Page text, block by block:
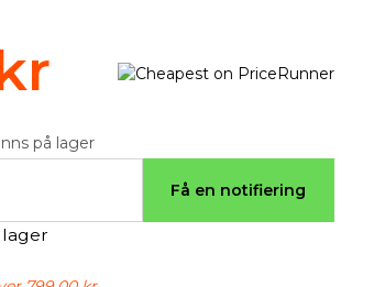
på lager
Få en notifiering